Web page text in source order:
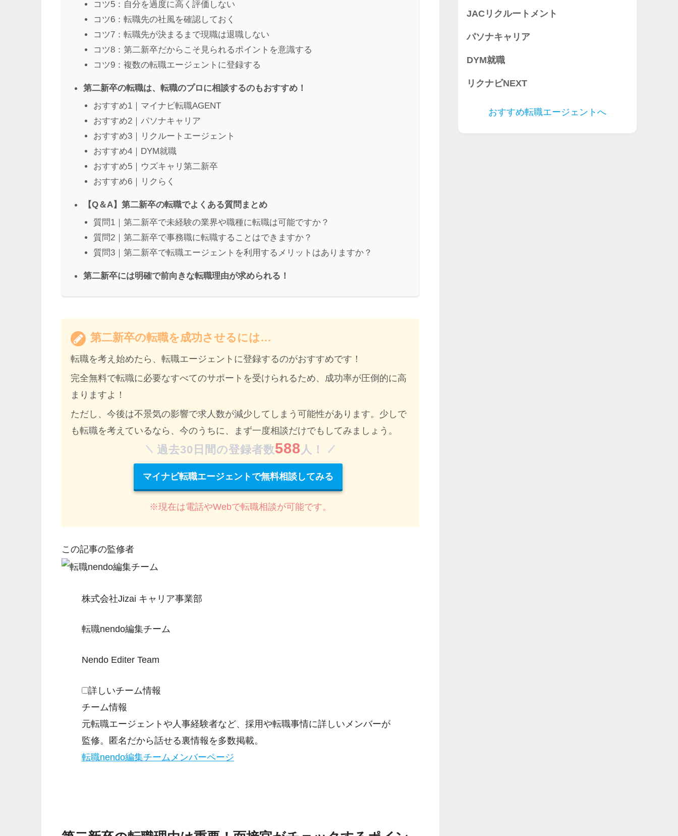
コツ5：自分を過度に高く評価しない
コツ6：転職先の社風を確認しておく
コツ7：転職先が決まるまで現職は退職しない
コツ8：第二新卒だからこそ見られるポイントを意識する
コツ9：複数の転職エージェントに登録する
第二新卒の転職は、転職のプロに相談するのもおすすめ！
おすすめ1｜マイナビ転職AGENT
おすすめ2｜パソナキャリア
おすすめ3｜リクルートエージェント
おすすめ4｜DYM就職
おすすめ5｜ウズキャリ第二新卒
おすすめ6｜リクらく
【Q＆A】第二新卒の転職でよくある質問まとめ
質問1｜第二新卒で未経験の業界や職種に転職は可能ですか？
質問2｜第二新卒で事務職に転職することはできますか？
質問3｜第二新卒で転職エージェントを利用するメリットはありますか？
第二新卒には明確で前向きな転職理由が求められる！
第二新卒の転職を成功させるには…
転職を考え始めたら、転職エージェントに登録するのがおすすめです！
完全無料で転職に必要なすべてのサポート を受けられるため、成功率が圧倒的に高
まりますよ！
ただし、今後は不景気の影響で求人数が減少してしまう可能性があります。少しで
も転職を考えているなら、今のうちに、まず一度相談だけでもしてみましょう。
過去30日間の登録者数588人！
マイナビ転職エージェントで無料相談してみる
※現在は電話やWebで転職相談が可能です。
この記事の監修者
株式会社Jizai キャリア事業部
転職nendo編集チーム
Nendo Editer Team
詳しいチーム情報
チーム情報
元転職エージェントや人事経験者など、採用や転職事情に詳しいメンバーが
監修。匿名だから話せる裏情報を多数掲載。
転職nendo編集チームメンバーページ
JACリクルートメント
パソナキャリア
DYM就職
リクナビNEXT
おすすめ転職エージェントへ